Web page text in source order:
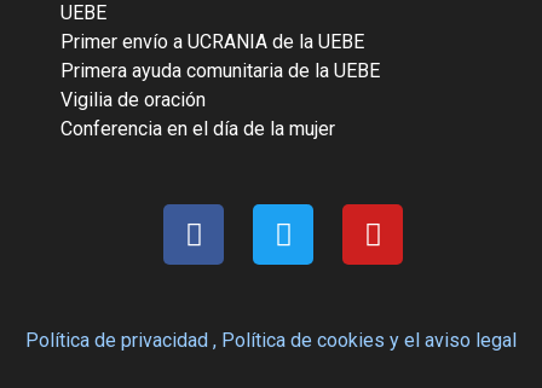
UEBE
Primer envío a UCRANIA de la UEBE
Primera ayuda comunitaria de la UEBE
Vigilia de oración
Conferencia en el día de la mujer
Política de privacidad , Política de cookies y el aviso legal